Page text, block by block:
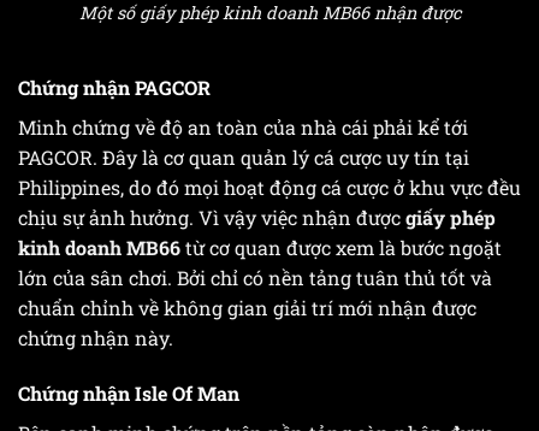
Một số giấy phép kinh doanh MB66 nhận được
Chứng nhận PAGCOR
Minh chứng về độ an toàn của nhà cái phải kể tới
PAGCOR. Đây là cơ quan quản lý cá cược uy tín tại
Philippines, do đó mọi hoạt động cá cược ở khu vực đều
chịu sự ảnh hưởng. Vì vậy việc nhận đượcgiấy phép
kinh doanh MB66từ cơ quan được xem là bước ngoặt
lớn của sân chơi. Bởi chỉ có nền tảng tuân thủ tốt và
chuẩn chỉnh về không gian giải trí mới nhận được
chứng nhận này.
Chứng nhận Isle Of Man